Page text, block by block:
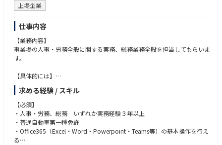
上場企業
仕事内容
【業務内容】
事業場の人事・労務全般に関する実務、総務業務全般を担当してもらいま
す。
【具体的には】
◆人事関係諸制度の運用に関する業務
◆労使関係・採用・福利厚生等に関する業務
◆子会社の人事労務関連業務の指導・支援業務
◆給与・賞与計算業務、社会保険・労働保険手続き
◆総務（寮・社宅・社内給食施設の施設管理等）に関する業務
◆社内外各種イベントの企画・運営
求める経験 / スキル
【必須】
・人事・労務、総務 いずれか実務経験３年以上
・普通自動車第一種免許
・Office365（Excel・Word・Powerpoint・Teams等）の基本操作を行え
る